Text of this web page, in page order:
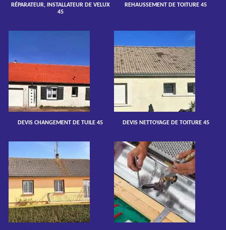
RÉPARATEUR, INSTALLATEUR DE VELUX
45
REHAUSSEMENT DE TOITURE 45
DEVIS CHANGEMENT DE TUILE 45 DEVIS NETTOYAGE DE TOITURE 45